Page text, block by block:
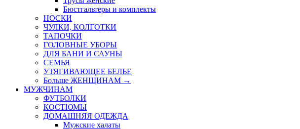
Бюстгальтеры и комплекты
НОСКИ
ЧУЛКИ, КОЛГОТКИ
ТАПОЧКИ
ГОЛОВНЫЕ УБОРЫ
ДЛЯ БАНИ И САУНЫ
СЕМЬЯ
УТЯГИВАЮЩЕЕ БЕЛЬЕ
Больше ЖЕНЩИНАМ →
МУЖЧИНАМ
ФУТБОЛКИ
КОСТЮМЫ
ДОМАШНЯЯ ОДЕЖДА
Мужские халаты